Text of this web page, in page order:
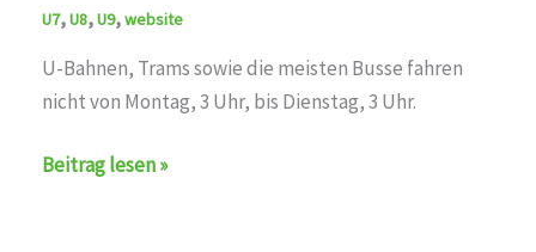
U7,U8,U9,website
U-Bahnen, Trams sowie die meisten Busse fahren
nicht von Montag, 3 Uhr, bis Dienstag, 3 Uhr.
Die
Beitrag lesen »